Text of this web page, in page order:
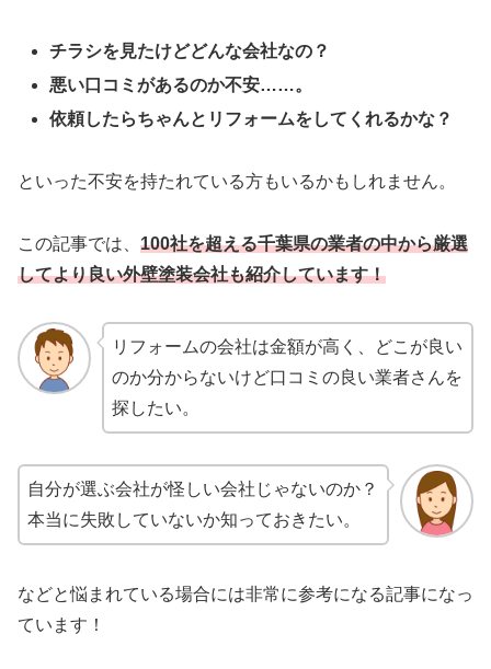
チラシを見たけどどんな会社なの？
悪い口コミがあるのか不安……。
依頼したらちゃんとリフォームをしてくれるかな？
といった不安を持たれている方もいるかもしれません。
この記事では、 100社を超える千葉県の業者の中から厳選
してより良い外壁塗装会社も紹介しています！
リフォームの会社は金額が高く、どこが良い
のか分からないけど口コミの良い業者さんを
探したい。
自分が選ぶ会社が怪しい会社じゃないのか？
本当に失敗していないか知っておきたい。
などと悩まれている場合には非常に参考になる記事になっ
ています！